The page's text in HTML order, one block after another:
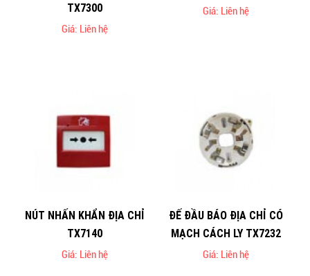
TX7300
Giá: Liên hệ
Giá: Liên hệ
NÚT NHẤN KHẨN ĐỊA CHỈ
TX7140
Giá: Liên hệ
ĐẾ ĐẦU BÁO ĐỊA CHỈ CÓ
MẠCH CÁCH LY TX7232
Giá: Liên hệ